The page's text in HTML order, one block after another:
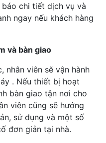
chi tiết dịch vụ và
ngay nếu khách hàng
và bàn giao
nhân viên sẽ vận hành
. Nếu thiết bị hoạt
bàn giao tận nơi cho
viên cũng sẽ hướng
sử dụng và một số
đơn giản tại nhà.